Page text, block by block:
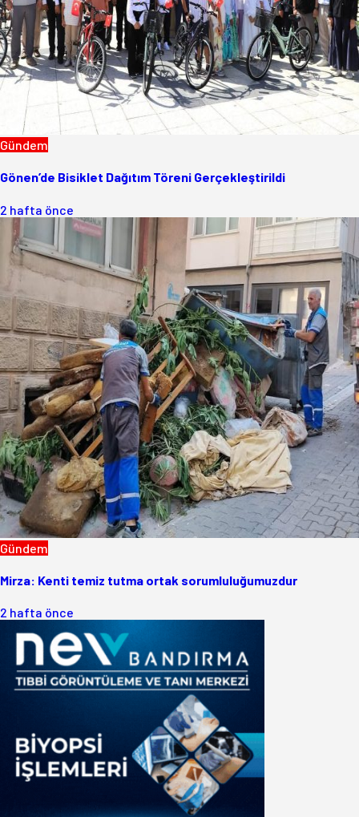
Gündem
Gönen’de Bisiklet Dağıtım Töreni Gerçekleştirildi
2 hafta önce
Gündem
Mirza: Kenti temiz tutma ortak sorumluluğumuzdur
2 hafta önce